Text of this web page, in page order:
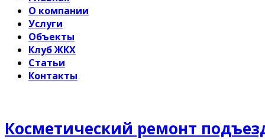
О компании
Услуги
Объекты
Клуб ЖКХ
Статьи
Контакты
Косметический ремонт